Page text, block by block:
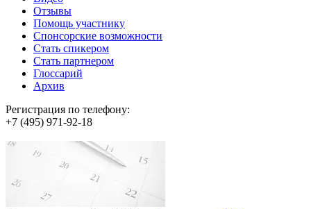
Отзывы
Помощь участнику
Спонсорские возможности
Стать спикером
Стать партнером
Глоссарий
Архив
Регистрация по телефону:
+7 (495) 971-92-18